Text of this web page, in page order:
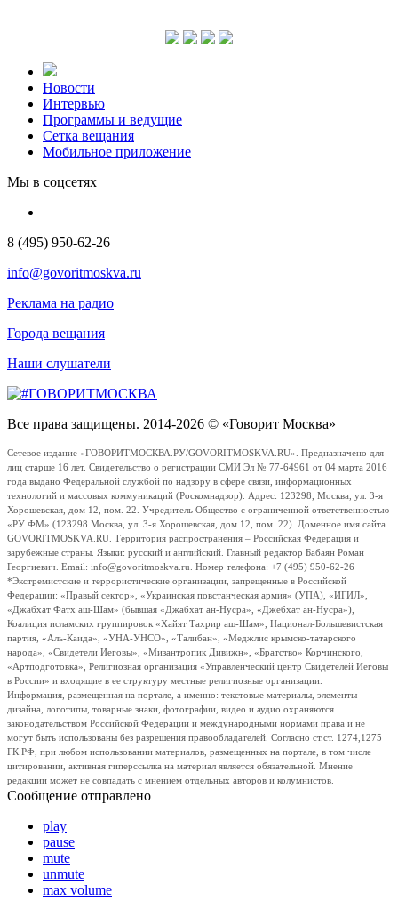
Новости
Интервью
Программы и ведущие
Сетка вещания
Мобильное приложение
Мы в соцсетях
8 (495) 950-62-26
info@govoritmoskva.ru
Реклама на радио
Города вещания
Наши слушатели
Все права защищены. 2014-2026 © «Говорит Москва»
Сетевое издание «ГОВОРИТМОСКВА.РУ/GOVORITMOSKVA.RU». Предназначено для
лиц старше 16 лет. Свидетельство о регистрации СМИ Эл № 77-64961 от 04 марта 2016
года выдано Федеральной службой по надзору в сфере связи, информационных
технологий и массовых коммуникаций (Роскомнадзор). Адрес: 123298, Москва, ул. 3-я
Хорошевская, дом 12, пом. 22. Учредитель Общество с ограниченной ответственностью
«РУ ФМ» (123298 Москва, ул. 3-я Хорошевская, дом 12, пом. 22). Доменное имя сайта
GOVORITMOSKVA.RU. Территория распространения – Российская Федерация и
зарубежные страны. Языки: русский и английский. Главный редактор Бабаян Роман
Георгиевич. Email: info@govoritmoskva.ru. Номер телефона: +7 (495) 950-62-26
*Экстремистские и террористические организации, запрещенные в Российской
Федерации: «Правый сектор», «Украинская повстанческая армия» (УПА), «ИГИЛ»,
«Джабхат Фатх аш-Шам» (бывшая «Джабхат ан-Нусра», «Джебхат ан-Нусра»),
Коалиция исламских группировок «Хайят Тахрир аш-Шам», Национал-Большевистская
партия, «Аль-Каида», «УНА-УНСО», «Талибан», «Меджлис крымско-татарского
народа», «Свидетели Иеговы», «Мизантропик Дивижн», «Братство» Корчинского,
«Артподготовка», Религиозная организация «Управленческий центр Свидетелей Иеговы
в России» и входящие в ее структуру местные религиозные организации.
Информация, размещенная на портале, а именно: текстовые материалы, элементы
дизайна, логотипы, товарные знаки, фотографии, видео и аудио охраняются
законодательством Российской Федерации и международными нормами права и не
могут быть использованы без разрешения правообладателей. Согласно ст.ст. 1274,1275
ГК РФ, при любом использовании материалов, размещенных на портале, в том числе
цитировании, активная гиперссылка на материал является обязательной. Мнение
редакции может не совпадать с мнением отдельных авторов и колумнистов.
Сообщение отправлено
play
pause
mute
unmute
max volume